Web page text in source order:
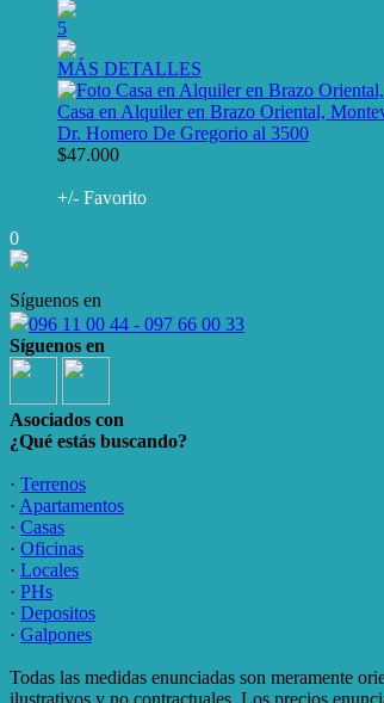
5
MÁS DETALLES
Casa en Alquiler en Brazo Oriental,
Dr. Homero De Gregorio al 3500
$47.000
+/- Favorito
0
Síguenos en
096 11 00 44 - 097 66 00 33
Síguenos en
Asociados con
¿Qué estás buscando?
· Terrenos
· Apartamentos
· Casas
· Oficinas
· Locales
· PHs
· Depositos
· Galpones
Todas las medidas enunciadas son meramente